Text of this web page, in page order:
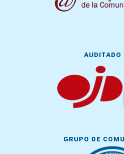
AUDITADO
GRUPO DE